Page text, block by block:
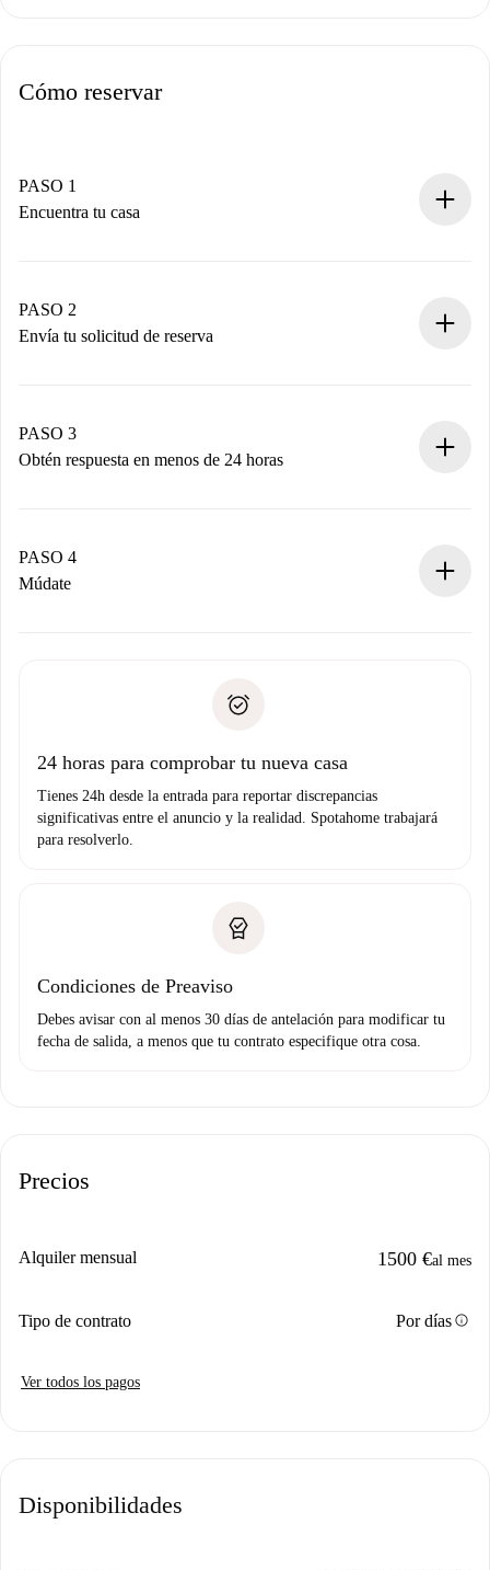
Cómo reservar
PASO 1
Encuentra tu casa
Tienes toda la información necesaria por adelantado.
PASO 2
Envía tu solicitud de reserva
propietario acepte.
PASO 3
Obtén respuesta en menos de 24 horas
contacto con el propietario.
Si es rechazada: No te haremos ningún cargo y te
Prueba de solvencia
PASO 4
Múdate
no nos comunicas ningún problema.
24 horas para comprobar tu nueva casa
Tienes 24h desde la entrada para reportar discrepancias
significativas entre el anuncio y la realidad. Spotahome trabajará
para resolverlo.
Condiciones de Preaviso
Debes avisar con al menos 30 días de antelación para modificar tu
fecha de salida, a menos que tu contrato especifique otra cosa.
Precios
Alquiler mensual 1500 €al mes
Tipo de contrato Por díasinfo
Ver todos los pagos
Disponibilidades